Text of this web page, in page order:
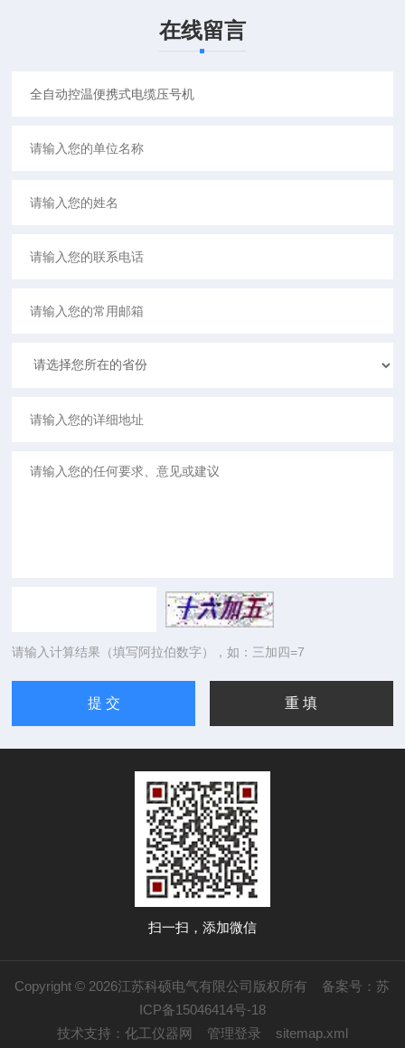
在线留言
请输入计算结果（填写阿拉伯数字），如：三加四=7
扫一扫，添加微信
Copyright © 2026江苏科硕电气有限公司版权所有 备案号：苏
ICP备15046414号-18
技术支持： 化工仪器网 管理登录 sitemap.xml